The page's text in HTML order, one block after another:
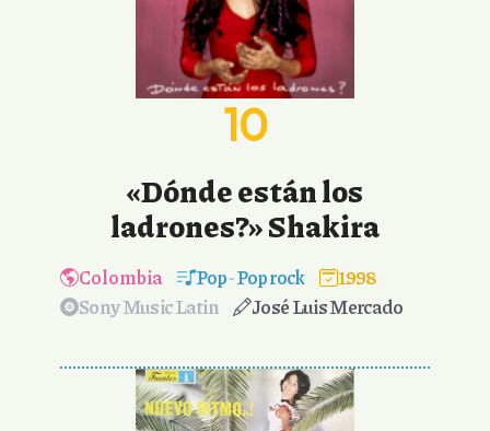
10
«Dónde están los
ladrones?» Shakira
Colombia Pop-Pop rock
1998
Sony Music Latin
José Luis Mercado